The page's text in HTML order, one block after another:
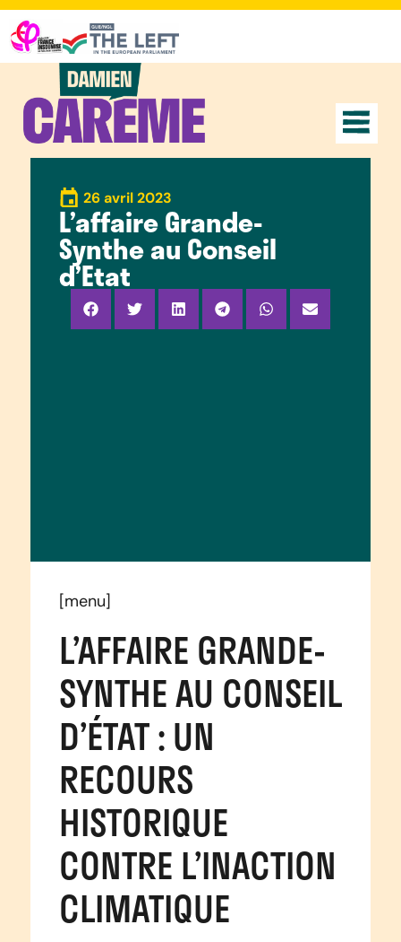
26 avril 2023
L’affaire Grande-
Synthe au Conseil
d’Etat
[menu]
L’AFFAIRE GRANDE-
SYNTHE AU CONSEIL
D’ÉTAT : UN
RECOURS
HISTORIQUE
CONTRE L’INACTION
CLIMATIQUE